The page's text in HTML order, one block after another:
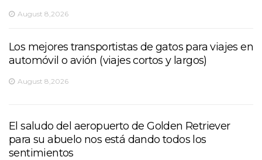
August 8,2026
Los mejores transportistas de gatos para viajes en
automóvil o avión (viajes cortos y largos)
August 8,2026
El saludo del aeropuerto de Golden Retriever
para su abuelo nos está dando todos los
sentimientos